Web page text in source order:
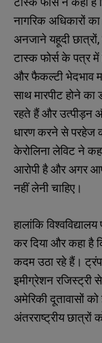
नागरिक अधिकारों
अनजाने यहूदी
टास्क फोर्स के पत्र में
और फैकल्टी भेदभाव
साथ मारपीट होने
रहते हैं और उत्पीड़न
धारण करने से परहेज
केरोलिना लेविट ने
आरोपी है और अगर
नहीं लेनी चाहिए।
हालांकि
कर दिया और कहा है
कदम उठा रहे हैं। ट्रंप
इमीग्रेशन रजिस्ट्री
अमेरिकी दूतावासों
अंतरराष्ट्रीय छात्रों